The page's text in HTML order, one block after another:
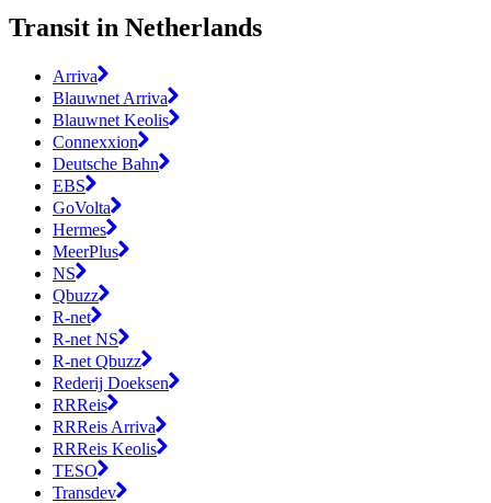
Transit in Netherlands
Arriva
Blauwnet Arriva
Blauwnet Keolis
Connexxion
Deutsche Bahn
EBS
GoVolta
Hermes
MeerPlus
NS
Qbuzz
R-net
R-net NS
R-net Qbuzz
Rederij Doeksen
RRReis
RRReis Arriva
RRReis Keolis
TESO
Transdev